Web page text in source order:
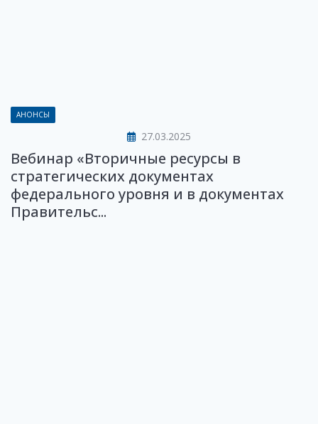
АНОНСЫ
27.03.2025
Вебинар «Вторичные ресурсы в
стратегических документах
федерального уровня и в документах
Правительс...